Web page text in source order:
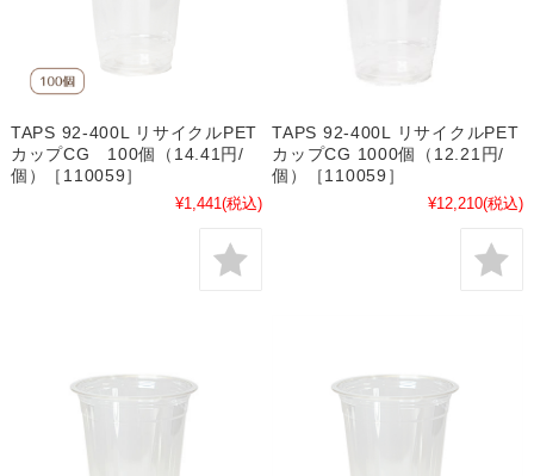
TAPS 92-400L リサイクルPET
カップCG 100個（14.41円/
個）［110059］
¥1,441(税込)
TAPS 92-400L リサイクルPET
カップCG 1000個（12.21円/
個）［110059］
¥12,210(税込)